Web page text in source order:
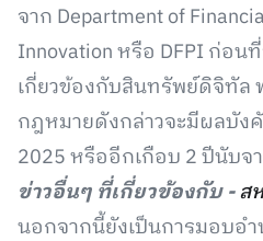
จาก Department of
Innovation หรือ DFPI ก่อน
เกี่ยวข้องกับสินทรัพย์ดิจิทัล
กฎหมายดังกล่าวจะมีผลบัง
2025 หรืออีกเกือบ 2 ปีนับจ
ข่าวอื่นๆ ที่เกี่ยวข้องกับ -ส
นอกจากนี้ยังเป็นการมอบอำ